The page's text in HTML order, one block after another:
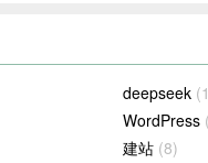
deepseek
WordPress
建站 (8)